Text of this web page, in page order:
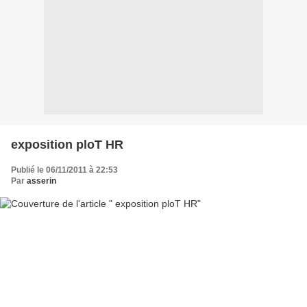
exposition ploT HR
Publié le 06/11/2011 à 22:53
Par asserin